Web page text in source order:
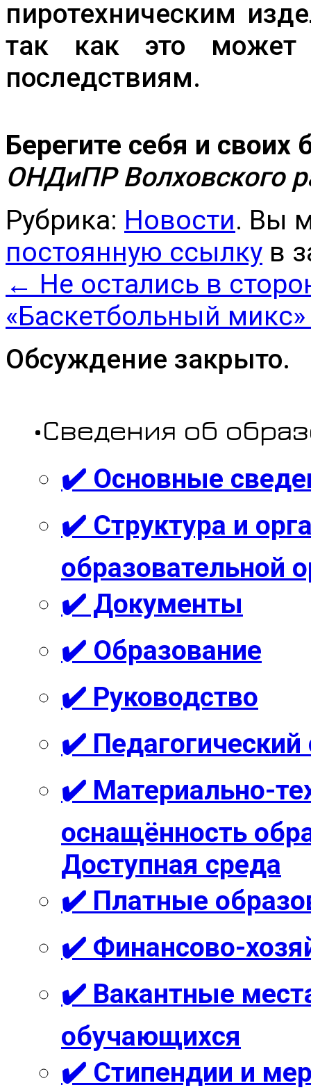
пиротехническим
так как это может
последствиям.
Берегите себя и своих
ОНДиПР Волховского
Рубрика: Новости. Вы
постоянную ссылку в
← Не остались в
«Баскетбольный
Обсуждение закрыто.
•Сведения об
✔️ Основные
✔️ Структура и
образовательной
✔️ Документы
✔️ Образование
✔️ Руководство
✔️ Педагогический
✔️ Материально-
оснащённость
Доступная среда
✔️ Платные
✔️ Финансово-
✔️ Вакантные
обучающихся
✔️ Стипендии и